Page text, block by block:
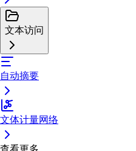
文本访问
自动摘要
文体计量网络